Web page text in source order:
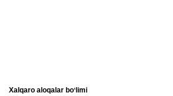
Xalqaro aloqalar boʻlimi